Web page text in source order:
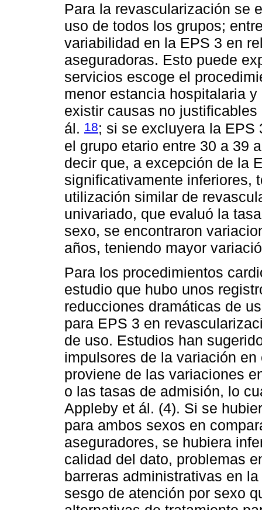
Para la revascularización se
uso de todos los grupos;
variabilidad en la EPS 3 en
aseguradoras. Esto puede
servicios escoge el
menor estancia hospitalaria
existir causas no
ál. 18; si se excluyera la EPS
el grupo etario entre 30 a 39
decir que, a excepción de la
significativamente inferiores,
utilización similar de
univariado, que evaluó la
sexo, se encontraron
años, teniendo mayor
Para los procedimientos
estudio que hubo unos
reducciones dramáticas de
para EPS 3 en
de uso. Estudios han
impulsores de la variación
proviene de las variaciones
o las tasas de admisión, lo
Appleby et ál. (4). Si se
para ambos sexos en
aseguradores, se hubiera
calidad del dato, problemas
barreras administrativas en
sesgo de atención por sexo